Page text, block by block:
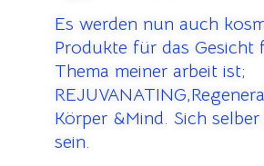
Es werden nun auch
Produkte für das Gesicht
Thema meiner arbeit ist;
Körper &Mind. Sich
sein.